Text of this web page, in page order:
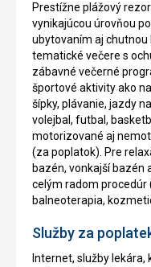
Prestížne plážový
vynikajúcou úrovňou
ubytovaním aj chutnou
tematické večere s
zábavné večerné
športové aktivity ako
šípky, plávanie, jazdy
volejbal, futbal,
motorizované aj
(za poplatok). Pre
bazén, vonkajší bazén
celým radom procedúr
balneoterapia,
Služby za
Internet, služby